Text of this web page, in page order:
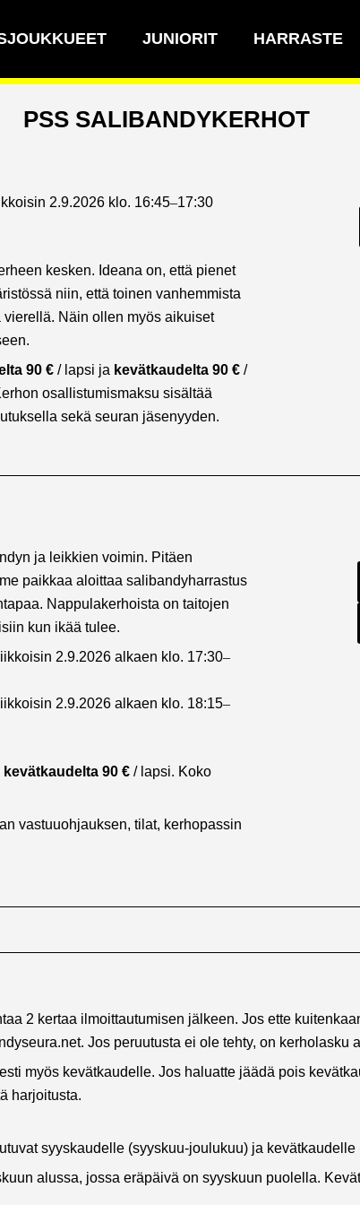
JUNIORIT HARRASTE
PSS SALIBANDYKERHOT
2.9.2026 klo. 16:45–17:30
kesken. Ideana on, että pienet
niin, että toinen vanhemmista
Näin ollen myös aikuiset
90 € / lapsi ja kevätkaudelta 90 € /
osallistumismaksu sisältää
sekä seuran jäsenyyden.
ja leikkien voimin. Pitäen
paikkaa aloittaa salibandyharrastus
Nappulakerhoista on taitojen
kun ikää tulee.
2.9.2026 alkaen klo. 17:30–
2.9.2026 alkaen klo. 18:15–
kevätkaudelta 90 € / lapsi. Koko
vastuuohjauksen, tilat, kerhopassin
2 kertaa ilmoittautumisen jälkeen. Jos ette
Jos peruutusta ei ole tehty, on kerholasku
myös kevätkaudelle. Jos haluatte jäädä pois
harjoitusta.
syyskaudelle (syyskuu-joulukuu) ja kevätkaudelle
alussa, jossa eräpäivä on syyskuun puolella.